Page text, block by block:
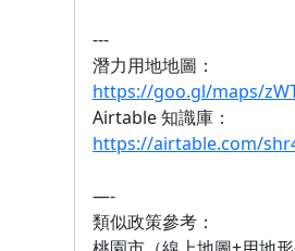
---
潛力用地地圖：
https://goo.gl/maps/
Airtable 知識庫：
https://airtable.com/
—-
類似政策參考：